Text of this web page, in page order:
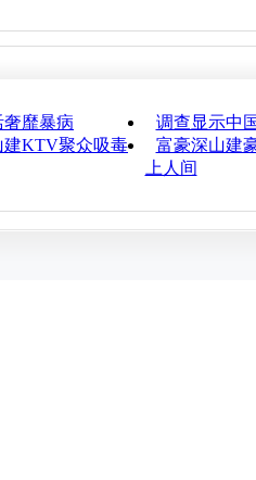
奢靡暴病
调查显示中
建KTV聚众吸毒
富豪深山建
上人间